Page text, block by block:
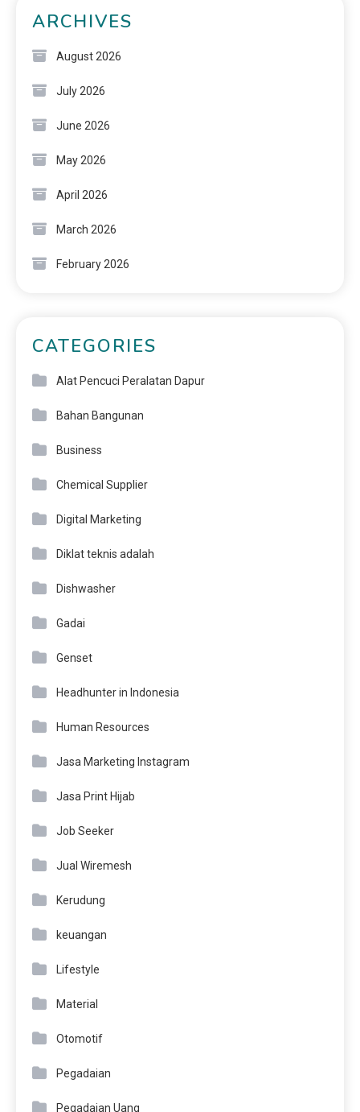
ARCHIVES
August 2026
July 2026
June 2026
May 2026
April 2026
March 2026
February 2026
CATEGORIES
Alat Pencuci Peralatan Dapur
Bahan Bangunan
Business
Chemical Supplier
Digital Marketing
Diklat teknis adalah
Dishwasher
Gadai
Genset
Headhunter in Indonesia
Human Resources
Jasa Marketing Instagram
Jasa Print Hijab
Job Seeker
Jual Wiremesh
Kerudung
keuangan
Lifestyle
Material
Otomotif
Pegadaian
Pegadaian Uang